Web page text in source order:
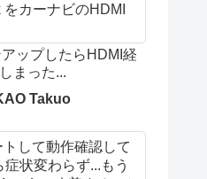
カーナビのHDMI
ップしたらHDMI経
まった...
Takuo
して動作確認して
状変わらず...もう